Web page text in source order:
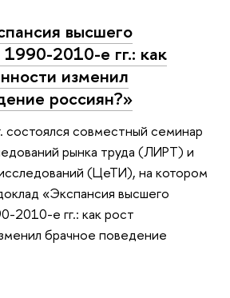
высшего
1990-2010-е гг.: как
изменил
россиян?»
состоялся совместный семинар
рынка труда (ЛИРТ) и
(ЦеТИ), на котором
«Экспансия высшего
2010-е гг.: как рост
брачное поведение